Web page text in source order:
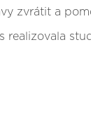
zvrátit a
realizovala